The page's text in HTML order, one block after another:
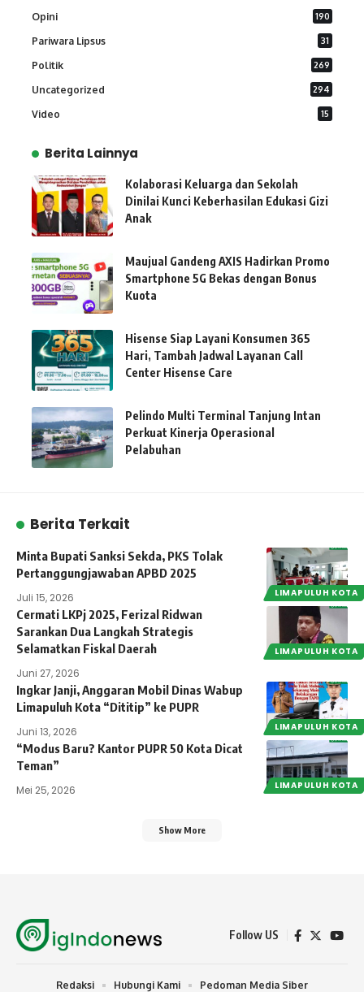
Opini 190
Pariwara Lipsus 31
Politik 269
Uncategorized 294
Video 15
Berita Lainnya
Kolaborasi Keluarga dan Sekolah
Dinilai Kunci Keberhasilan Edukasi Gizi
Anak
Maujual Gandeng AXIS Hadirkan Promo
Smartphone 5G Bekas dengan Bonus
Kuota
Hisense Siap Layani Konsumen 365
Hari, Tambah Jadwal Layanan Call
Center Hisense Care
Pelindo Multi Terminal Tanjung Intan
Perkuat Kinerja Operasional
Pelabuhan
Berita Terkait
LIMAPULUH KOTA
Minta Bupati Sanksi Sekda, PKS Tolak
Pertanggungjawaban APBD 2025
Juli 15, 2026
LIMAPULUH KOTA
Cermati LKPj 2025, Ferizal Ridwan
Sarankan Dua Langkah Strategis
Selamatkan Fiskal Daerah
Juni 27, 2026
LIMAPULUH KOTA
Ingkar Janji, Anggaran Mobil Dinas Wabup
Limapuluh Kota “Dititip” ke PUPR
Juni 13, 2026
LIMAPULUH KOTA
“Modus Baru? Kantor PUPR 50 Kota Dicat
Teman”
Mei 25, 2026
Show More
Follow US
Redaksi Hubungi Kami Pedoman Media Siber